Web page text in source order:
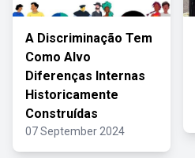
A Discriminação Tem
Como Alvo
Diferenças Internas
Historicamente
Construídas
07 September 2024